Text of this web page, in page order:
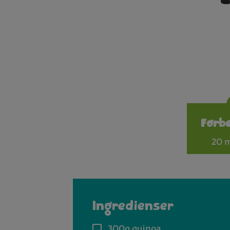
20
Ingredienser